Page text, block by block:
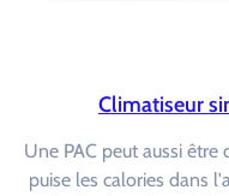
Climatiseur
Une PAC peut aussi
puise les calories dans